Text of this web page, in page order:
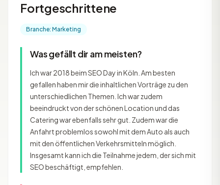
Fortgeschrittene
Branche: Marketing
Was gefällt dir am meisten?
Ich war 2018 beim SEO Day in Köln. Am besten
gefallen haben mir die inhaltlichen Vorträge zu den
unterschiedlichen Themen. Ich war zudem
beeindruckt von der schönen Location und das
Catering war ebenfalls sehr gut. Zudem war die
Anfahrt problemlos sowohl mit dem Auto als auch
mit den öffentlichen Verkehrsmitteln möglich.
Insgesamt kann ich die Teilnahme jedem, der sich mit
SEO beschäftigt, empfehlen.